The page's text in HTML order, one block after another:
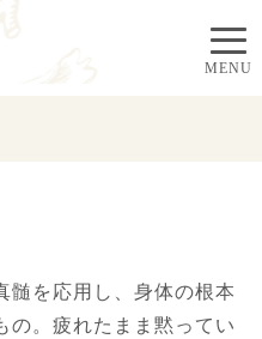
髄を応用し、身体の根本
の。疲れたまま黙ってい